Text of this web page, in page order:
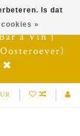
à Vin |
Is dat
»